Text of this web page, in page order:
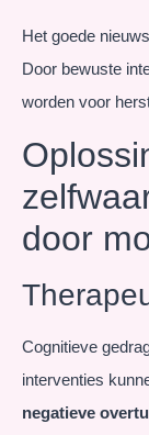
Het goede
Door bewuste
worden voor
door
Cognitieve
interventies
negatieve